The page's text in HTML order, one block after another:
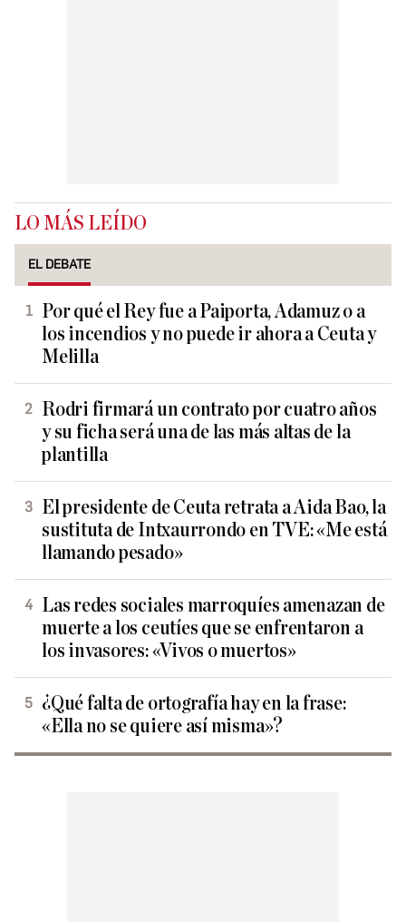
LO MÁS LEÍDO
EL DEBATE
Por qué el Rey fue a Paiporta, Adamuz o a
los incendios y no puede ir ahora a Ceuta y
Melilla
Rodri firmará un contrato por cuatro años
y su ficha será una de las más altas de la
plantilla
El presidente de Ceuta retrata a Aida Bao, la
sustituta de Intxaurrondo en TVE: «Me está
llamando pesado»
Las redes sociales marroquíes amenazan de
muerte a los ceutíes que se enfrentaron a
los invasores: «Vivos o muertos»
¿Qué falta de ortografía hay en la frase:
«Ella no se quiere así misma»?